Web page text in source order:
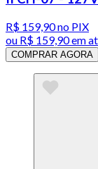
R$ 159,90no PIX
ou R$ 159,90em
COMPRAR AGORA